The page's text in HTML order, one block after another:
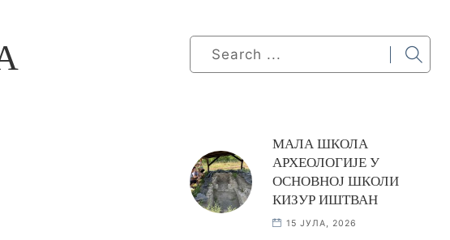
МАЛА ШКОЛА
АРХЕОЛОГИЈЕ У
ОСНОВНОЈ ШКОЛИ
КИЗУР ИШТВАН
15 ЈУЛА, 2026